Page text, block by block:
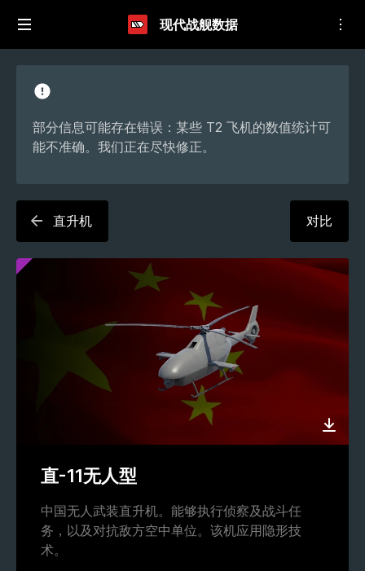
现代战舰数据
部分信息可能存在错误：某些 T2 飞机的数值统计可
能不准确。我们正在尽快修正。
直升机 对比
直-11无人型
中国无人武装直升机。能够执行侦察及战斗任
务，以及对抗敌方空中单位。该机应用隐形技
术。